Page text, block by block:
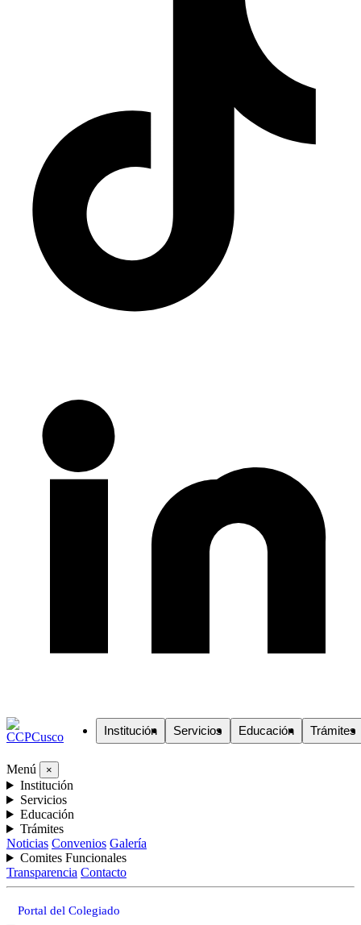
Institución Servicios Educación Trámites
Menú ×
Institución
Servicios
Educación
Trámites
Noticias Convenios Galería
Comites Funcionales
Transparencia Contacto
Portal del Colegiado